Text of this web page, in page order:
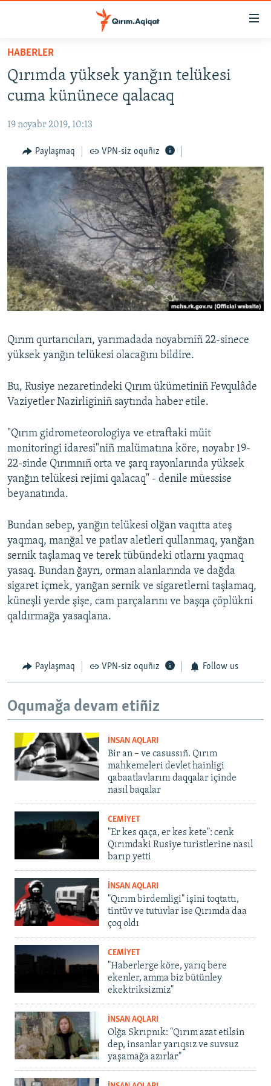
Esas
qaytmaq
Baş
qaytmaq
qaytmaq
HABERLER
SİYASET
CEMİYET
MEDENİYET
İNSAN AQLARI
BLOGLAR
FİKİR
Русский
Українською
QOŞULIÑIZ!
RFE/RS bütün saytları
HABERLER
Qırımda yüksek yanğın telükesi
cuma kününece qalacaq
19 noyabr 2019, 10:13
Paylaşmaq VPN-siz oquñız
Qırım qurtarıcıları, yarımadada noyabrniñ 22-sinece
yüksek yanğın telükesi olacağını bildire.
Bu, Rusiye nezaretindeki Qırım ükümetiniñ Fevqulâde
Vaziyetler Nazirliginiñ saytında haber etile.
"Qırım gidrometeorologiya ve etraftaki müit
monitoringi idaresi"niñ malümatına köre, noyabr 19-
22-sinde Qırımnıñ orta ve şarq rayonlarında yüksek
yanğın telükesi rejimi qalacaq" - denile müessise
beyanatında.
Bundan sebep, yanğın telükesi olğan vaqıtta ateş
yaqmaq, manğal ve patlav aletleri qullanmaq, yanğan
sernik taşlamaq ve terek tübündeki otlarnı yaqmaq
yasaq. Bundan ğayrı, orman alanlarında ve dağda
sigaret içmek, yanğan sernik ve sigaretlerni taşlamaq,
küneşli yerde şişe, cam parçalarını ve başqa çöplükni
qaldırmağa yasaqlana.
Paylaşmaq VPN-siz oquñız Follow us
Oqumağa devam etiñiz
İNSAN AQLARI
Bir an – ve casussıñ. Qırım
mahkemeleri devlet hainligi
qabaatlavlarını daqqalar içinde
nasıl baqalar
CEMİYET
"Er kes qaça, er kes kete": cenk
Qırımdaki Rusiye turistlerine nasıl
barıp yetti
İNSAN AQLARI
"Qırım birdemligi" işini toqtattı,
tintüv ve tutuvlar ise Qırımda daa
çoq oldı
CEMİYET
"Haberlerge köre, yarıq bere
ekenler, amma biz bütünley
ekektriksizmiz"
İNSAN AQLARI
Olğa Skrıpnık: "Qırım azat etilsin
dep, insanlar yarıqsız ve suvsuz
yaşamağa azırlar"